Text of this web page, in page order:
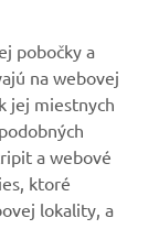
nasadenie.
pobočky a
na webovej
jej miestnych
a webové
ktoré
lokality, a